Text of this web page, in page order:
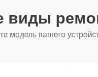
виды
модель вашего